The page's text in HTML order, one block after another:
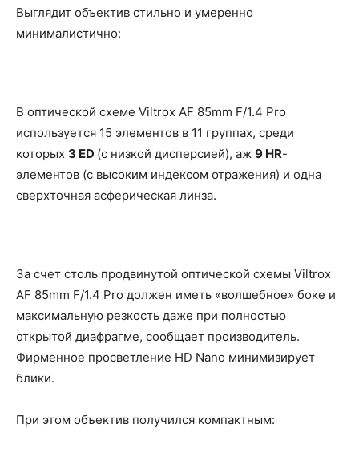
Выглядит объектив стильно и умеренно
минималистично:
В оптической схеме Viltrox AF 85mm F/1.4 Pro
используется 15 элементов в 11 группах, среди
которых 3 ED (с низкой дисперсией), аж 9 HR-
элементов (с высоким индексом отражения) и одна
сверхточная асферическая линза.
За счет столь продвинутой оптической схемы Viltrox
AF 85mm F/1.4 Pro должен иметь «волшебное» боке и
максимальную резкость даже при полностью
открытой диафрагме, сообщает производитель.
Фирменное просветление HD Nano минимизирует
блики.
При этом объектив получился компактным: